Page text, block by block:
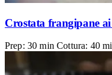
Crostata frangipane
Prep: 30 min Cottura: 40